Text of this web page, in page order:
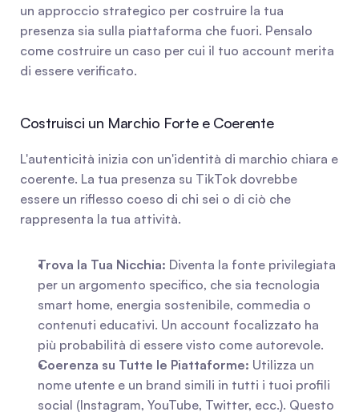
un approccio strategico per costruire la tua
presenza sia sulla piattaforma che fuori. Pensalo
come costruire un caso per cui il tuo account merita
di essere verificato.
Costruisci un Marchio Forte e Coerente
L'autenticità inizia con un'identità di marchio chiara e
coerente. La tua presenza su TikTok dovrebbe
essere un riflesso coeso di chi sei o di ciò che
rappresenta la tua attività.
Trova la Tua Nicchia: Diventa la fonte privilegiata
per un argomento specifico, che sia tecnologia
smart home, energia sostenibile, commedia o
contenuti educativi. Un account focalizzato ha
più probabilità di essere visto come autorevole.
Coerenza su Tutte le Piattaforme: Utilizza un
nome utente e un brand simili in tutti i tuoi profili
social (Instagram, YouTube, Twitter, ecc.). Questo